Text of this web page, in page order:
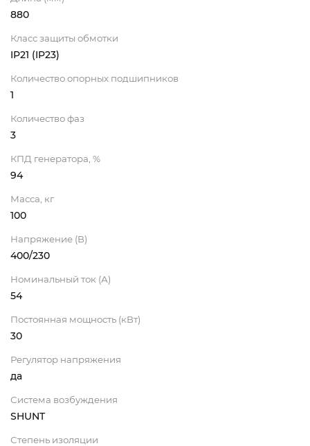
880
Класс защиты обмотки
IP21 (IP23)
Количество опорных подшипников
1
Количество фаз
3
КПД генератора, %
94
Масса, кг
100
Напряжение (В)
400/230
Номинальный ток (А)
54
Постоянная мощность (кВт)
30
Регулятор напряжения
да
Система возбуждения
SHUNT
Степень изоляции